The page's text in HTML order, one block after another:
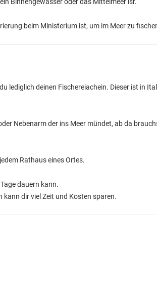
beim Ministerium ist, um im Meer zu
lediglich deinen Fischereiachein. Dieser ist in
Nebenarm der ins Meer mündet, ab da
Rathaus eines Ortes.
dauern kann.
dir viel Zeit und Kosten sparen.